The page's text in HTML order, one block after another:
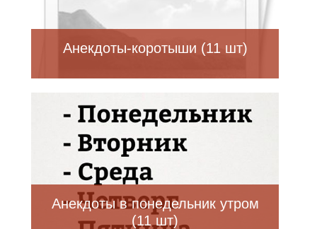
Анекдоты-коротыши (11 шт)
Анекдоты в понедельник утром
(11 шт)